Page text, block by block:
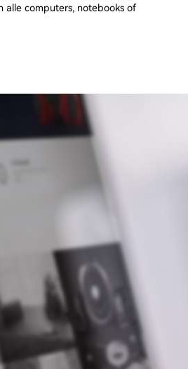
alle computers, notebooks of